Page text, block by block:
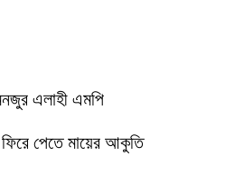
এলাহী এমপি
পেতে মায়ের আকুতি